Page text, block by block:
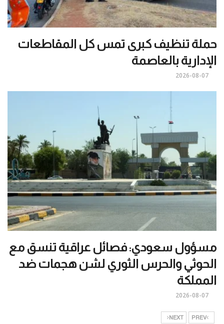
حملة تنظيف كبرى تمس كل المقاطعات
الإدارية بالعاصمة
2026-08-07
مسؤول سعودي: فصائل عراقية تنسق مع
الحوثي والحرس الثوري لشن هجمات ضد
المملكة
2026-08-07
PREV
NEXT